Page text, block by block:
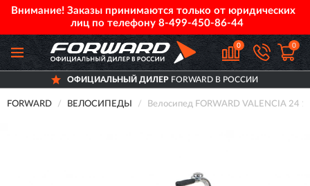
Внимание! Заказы принимаются только от юридических
лиц по телефону 8-499-450-86-44
0 0
ОФИЦИАЛЬНЫЙ ДИЛЕРFORWARD В РОССИИ
FORWARD ВЕЛОСИПЕДЫ Велосипед FORWARD VALENCIA 24